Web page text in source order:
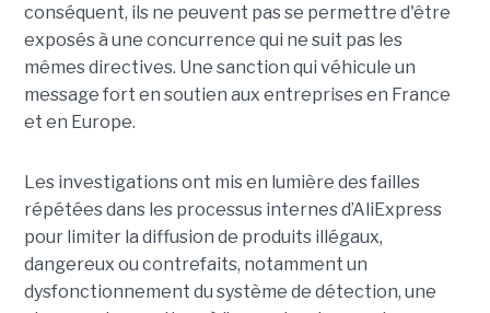
conséquent, ils ne peuvent pas se permettre d'être
exposés à une concurrence qui ne suit pas les
mêmes directives. Une sanction qui véhicule un
message fort en soutien aux entreprises en France
et en Europe.
Les investigations ont mis en lumière des failles
répétées dans les processus internes d’AliExpress
pour limiter la diffusion de produits illégaux,
dangereux ou contrefaits, notamment un
dysfonctionnement du système de détection, une